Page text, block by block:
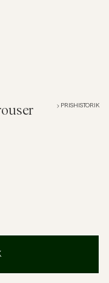
PRISHISTORIK